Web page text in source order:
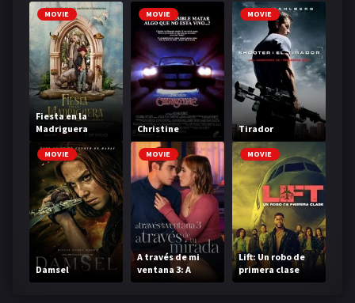
MOVIE
Fiesta en la
Madriguera
MOVIE
Christine
MOVIE
Tirador
MOVIE
Damsel
MOVIE
A través de mi
ventana 3: A
través de tu
MOVIE
Lift: Un robo de
primera clase